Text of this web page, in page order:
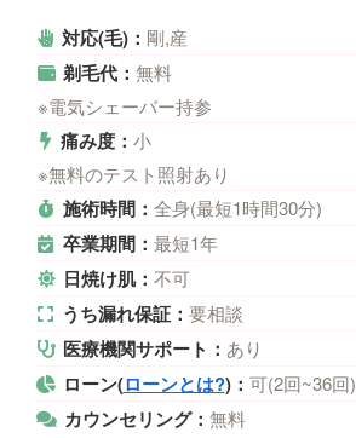
対応(毛)： 剛,産
剃毛代： 無料
※電気シェーバー持参
痛み度： 小
※無料のテスト照射あり
施術時間： 全身(最短1時間30分)
卒業期間： 最短1年
日焼け肌： 不可
うち漏れ保証： 要相談
医療機関サポート： あり
ローン(ローンとは?)： 可(2回~36回)
カウンセリング： 無料